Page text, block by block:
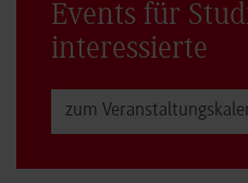
Events für
interessierte
zum